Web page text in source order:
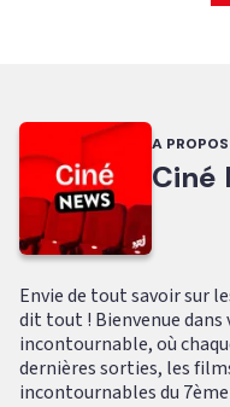
A
Ciné
Envie de tout savoir sur
dit tout ! Bienvenue
incontournable, où
dernières sorties, les
incontournables du 7ème